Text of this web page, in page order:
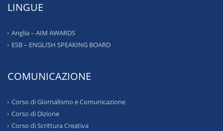
LINGUE
Anglia – AIM AWARDS
ESB – ENGLISH SPEAKING BOARD
COMUNICAZIONE
Corso di Giornalismo e Comunicazione
Corso di Dizione
Corso di Scrittura Creativa